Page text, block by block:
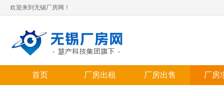
欢迎来到无锡厂房网！
首页 厂房出租 厂房出售 厂房